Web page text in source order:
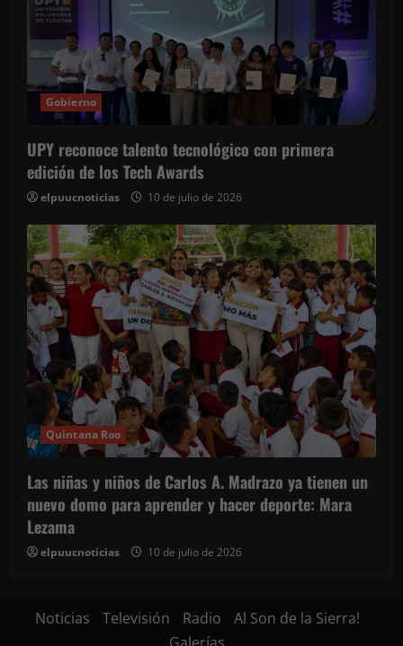
Gobierno
UPY reconoce talento tecnológico con primera
edición de los Tech Awards
elpuucnoticias 10 de julio de 2026
Quintana Roo
Las niñas y niños de Carlos A. Madrazo ya tienen un
nuevo domo para aprender y hacer deporte: Mara
Lezama
elpuucnoticias 10 de julio de 2026
Noticias Televisión Radio
Al Son de la Sierra!